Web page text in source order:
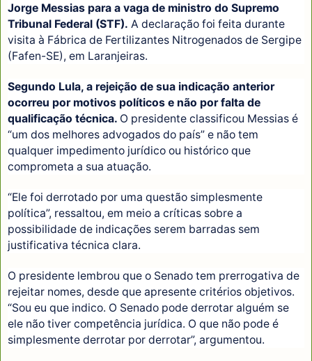
Jorge Messias para a vaga de ministro do Supremo
Tribunal Federal (STF). A declaração foi feita durante
visita à Fábrica de Fertilizantes Nitrogenados de Sergipe
(Fafen-SE), em Laranjeiras.
Segundo Lula, a rejeição de sua indicação anterior
ocorreu por motivos políticos e não por falta de
qualificação técnica. O presidente classificou Messias é
“um dos melhores advogados do país” e não tem
qualquer impedimento jurídico ou histórico que
comprometa a sua atuação.
“Ele foi derrotado por uma questão simplesmente
política”, ressaltou, em meio a críticas sobre a
possibilidade de indicações serem barradas sem
justificativa técnica clara.
O presidente lembrou que o Senado tem prerrogativa de
rejeitar nomes, desde que apresente critérios objetivos.
“Sou eu que indico. O Senado pode derrotar alguém se
ele não tiver competência jurídica. O que não pode é
simplesmente derrotar por derrotar”, argumentou.